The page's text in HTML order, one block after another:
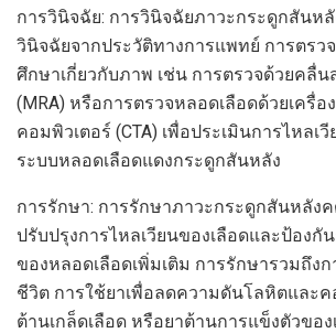
การวินิจฉัย: การวินิจฉัยภาวะกระดูกสันห
วินิจฉัยจากประวัติทางการแพทย์ การตรว
ศึกษาเกี่ยวกับภาพ เช่น การตรวจด้วยคลื่
(MRA) หรือการตรวจหลอดเลือดด้วยเครื่อง
คอมพิวเตอร์ (CTA) เพื่อประเมินการไหลเ
ระบบหลอดเลือดแดงกระดูกสันหลัง
การรักษา: การรักษาภาวะกระดูกสันหลัง
ปรับปรุงการไหลเวียนของเลือดและป้อง
ของหลอดเลือดเพิ่มเติม การรักษารวมถึงก
ชีวิต การใช้ยาเพื่อลดความดันโลหิตและค
ต้านเกล็ดเลือด หรือยาต้านการแข็งตัวขอ